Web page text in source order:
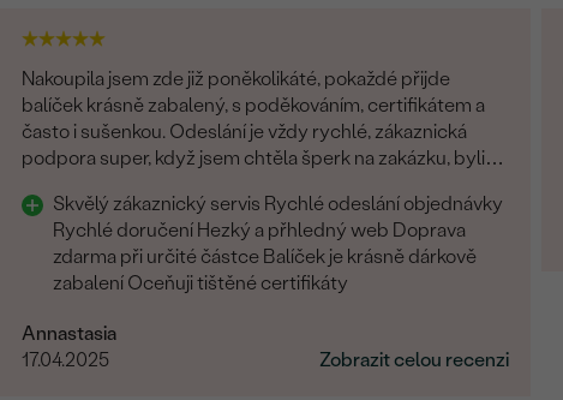
Nakoupila jsem zde již poněkolikáté, pokaždé přijde
balíček krásně zabalený, s poděkováním, certifikátem a
často i sušenkou. Odeslání je vždy rychlé, zákaznická
podpora super, když jsem chtěla šperk na zakázku, byli
Skvělý zákaznický servis Rychlé odeslání objednávky
Rychlé doručení Hezký a přhledný web Doprava
zdarma při určité částce Balíček je krásně dárkově
zabalení Oceňuji tištěné certifikáty
Annastasia
17.04.2025
Zobrazit celou recenzi